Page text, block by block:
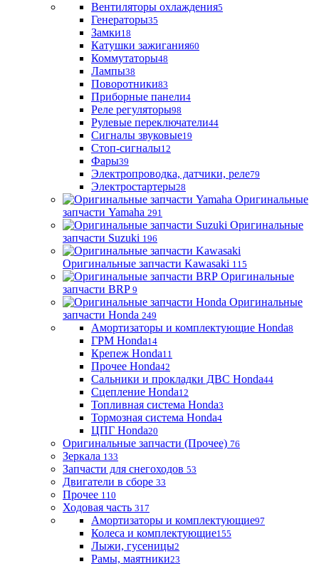
Вентиляторы охлаждения5
Генераторы35
Замки18
Катушки зажигания60
Коммутаторы48
Лампы38
Поворотники83
Приборные панели4
Реле регуляторы98
Рулевые переключатели44
Сигналы звуковые19
Стоп-сигналы12
Фары39
Электропроводка, датчики, реле79
Электростартеры28
Оригинальные
запчасти Yamaha 291
Оригинальные
запчасти Suzuki 196
Оригинальные запчасти Kawasaki 115
Оригинальные
запчасти BRP 9
Оригинальные
запчасти Honda 249
Амортизаторы и комплектующие Honda8
ГРМ Honda14
Крепеж Honda11
Прочее Honda42
Сальники и прокладки ДВС Honda44
Сцепление Honda12
Топливная система Honda3
Тормозная система Honda4
ЦПГ Honda20
Оригинальные запчасти (Прочее) 76
Зеркала 133
Запчасти для снегоходов 53
Двигатели в сборе 33
Прочее 110
Ходовая часть 317
Амортизаторы и комплектующие97
Колеса и комплектующие155
Лыжи, гусеницы2
Рамы, маятники23